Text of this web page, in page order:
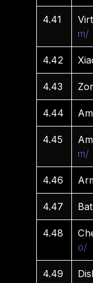
4.41
m/
4.42
4.43
4.44
4.45
m/
4.46
4.47
4.48
o/
4.49